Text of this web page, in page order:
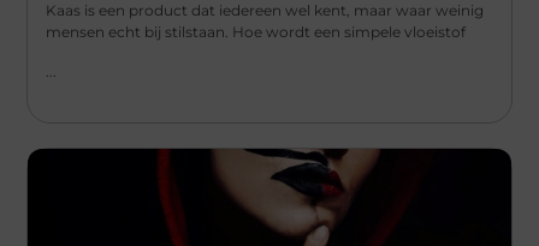
Kaas is een product dat iedereen wel kent, maar waar weinig
mensen echt bij stilstaan. Hoe wordt een simpele vloeistof